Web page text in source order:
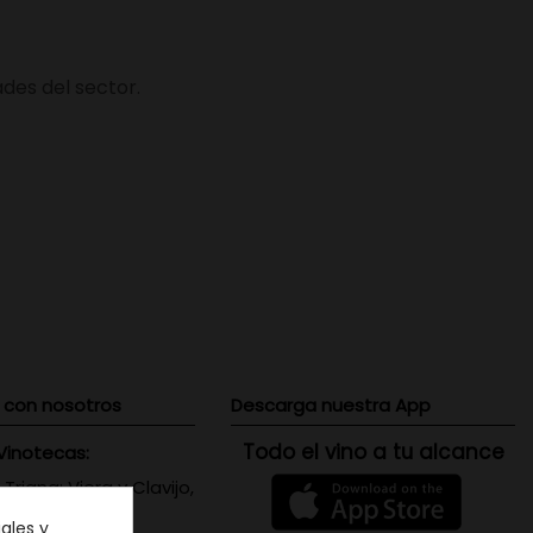
nosotros
Viera y Clavijo,
Descarga nuestra App
Todo el vino a tu alcance
y